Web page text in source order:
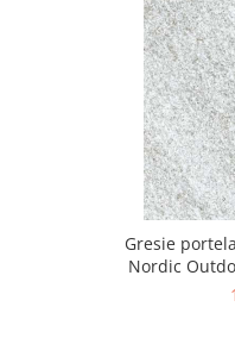
Gresie
Nordic